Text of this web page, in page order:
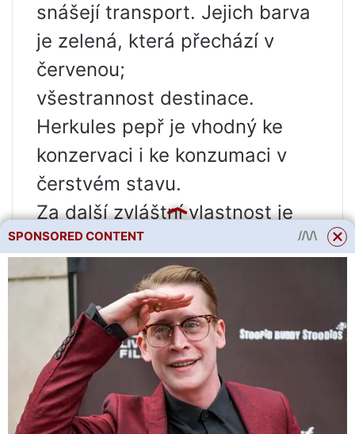
snášejí transport. Jejich barva
je zelená, která přechází v
červenou;
všestrannost destinace.
Herkules pepř je vhodný ke
konzervaci i ke konzumaci v
čerstvém stavu.
Za další zvláštní vlastnost je
třeba považovat
přizpůsobivost odrůdy
domácímu klimatu. Dobře
snáší sucho a horko, aniž by
omezoval plodnost. Hercules
je navíc odolný vůči běžným
chorobám pepře, takže je
SPONSORED CONTENT